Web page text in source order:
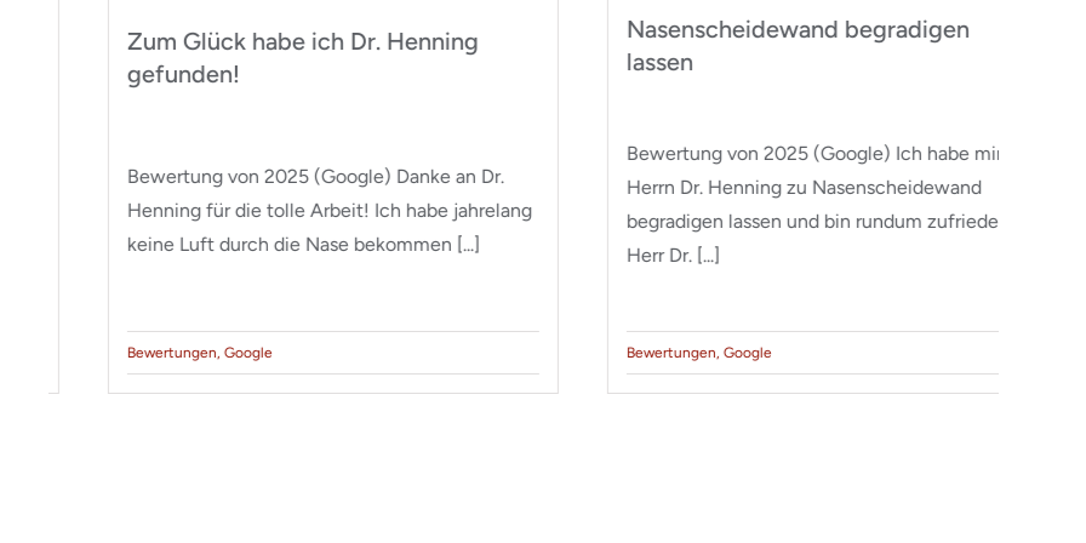
Zum Glück habe ich Dr. Henning
gefunden!
Bewertung von 2025 (Google) Danke an Dr.
Henning für die tolle Arbeit! Ich habe jahrelang
keine Luft durch die Nase bekommen [...]
Bewertungen,Google
Nasenscheidewand begradigen
lassen
Bewertung von 2025 (Google) Ich habe mir bei
Herrn Dr. Henning zu Nasenscheidewand
begradigen lassen und bin rundum zufrieden.
Herr Dr. [...]
Bewertungen,Google